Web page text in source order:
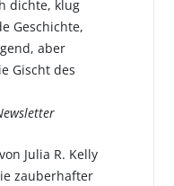
dichte, klug
Geschichte,
aber
Gischt des
Julia R. Kelly
zauberhafter